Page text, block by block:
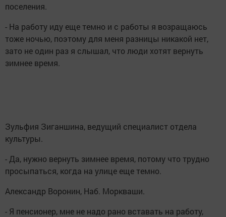
поселения.
- На работу иду еще темно и с работы я возращаюсь
тоже ночью, поэтому для меня разницы никакой нет,
зато не один раз я слышал, что люди хотят вернуть
зимнее время.
Зульфия Зиганшина, ведущий специалист отдела
культуры.
- Да, нужно вернуть зимнее время, потому что трудно
просыпаться, когда на улице еще темно.
Александр Воронин, Наб. Моркваши.
- Я пенсионер, мне не надо рано вставать на работу,